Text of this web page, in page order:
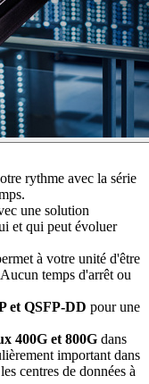
rythme avec la série
une solution
et qui peut évoluer
à votre unité d'être
temps d'arrêt ou
et QSFP-DD pour une
400G et 800G dans
important dans
centres de données à